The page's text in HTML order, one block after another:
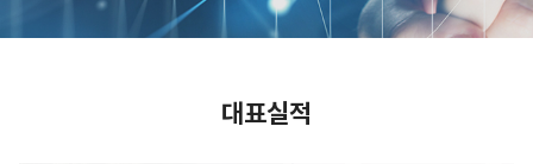
대표실적